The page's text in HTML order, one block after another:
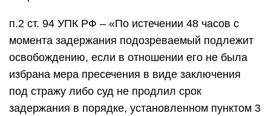
п.2 ст. 94 УПК РФ – «По истечении 48 часов с
момента задержания подозреваемый подлежит
освобождению, если в отношении его не была
избрана мера пресечения в виде заключения
под стражу либо суд не продлил срок
задержания в порядке, установленном пунктом 3